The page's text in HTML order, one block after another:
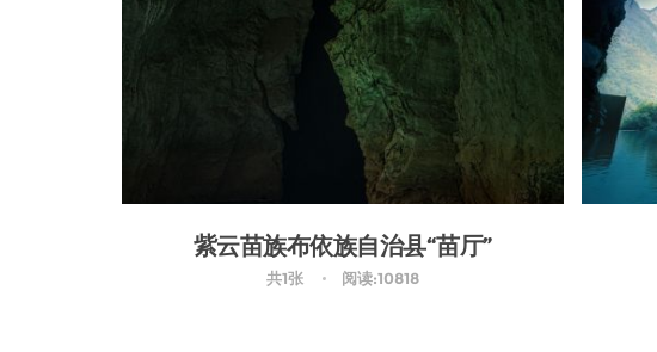
紫云苗族布依族自治县“苗厅”
共1张 阅读:10818